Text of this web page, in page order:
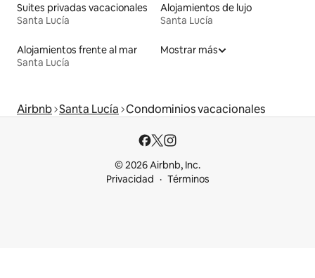
Suites privadas vacacionales
Santa Lucía
Alojamientos de lujo
Santa Lucía
Alojamientos frente al mar
Santa Lucía
Mostrar más
Airbnb Santa Lucía Condominios vacacionales
© 2026 Airbnb, Inc.
Privacidad
Términos